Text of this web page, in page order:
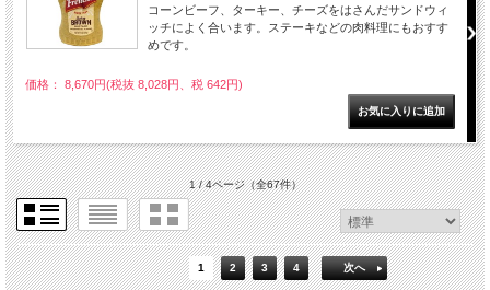
コーンビーフ、ターキー、チーズをはさんだサンドウィ
ッチによく合います。ステーキなどの肉料理にもおすす
めです。
価格： 8,670円(税抜 8,028円、税 642円)
1 / 4ページ（全67件）
1 2 3 4 次へ